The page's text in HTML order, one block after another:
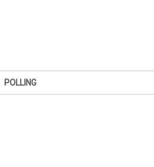
POLLING